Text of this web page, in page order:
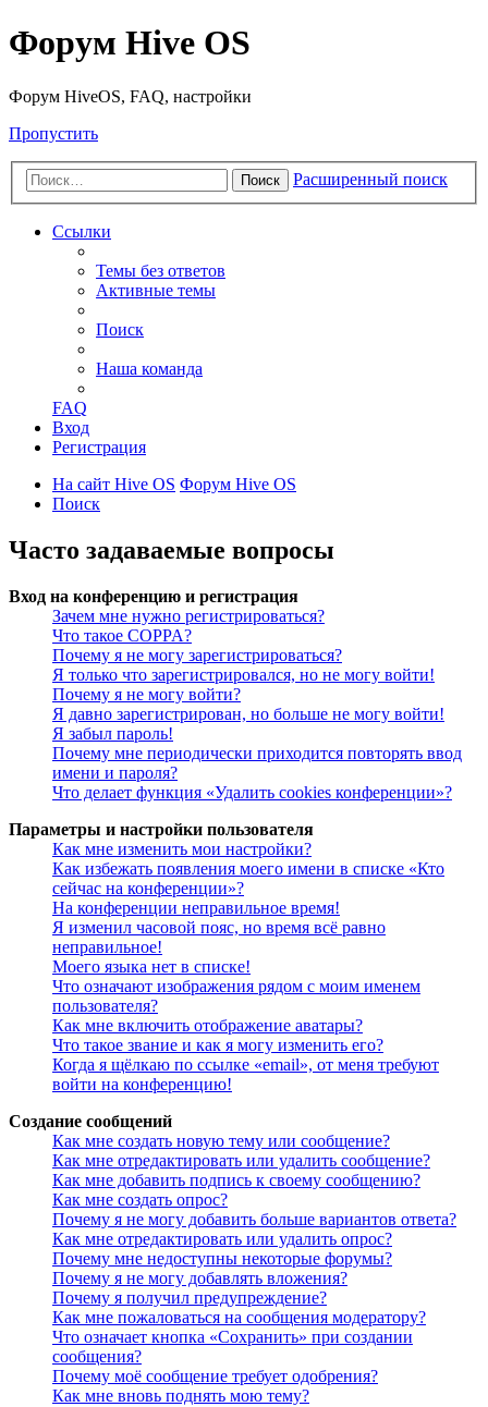
Форум Hive OS
Форум HiveOS, FAQ, настройки
Пропустить
Поиск Расширенный поиск
Ссылки
Темы без ответов
Активные темы
Поиск
Наша команда
FAQ
Вход
Регистрация
На сайт Hive OS Форум Hive OS
Поиск
Часто задаваемые вопросы
Вход на конференцию и регистрация
Зачем мне нужно регистрироваться?
Что такое COPPA?
Почему я не могу зарегистрироваться?
Я только что зарегистрировался, но не могу войти!
Почему я не могу войти?
Я давно зарегистрирован, но больше не могу войти!
Я забыл пароль!
Почему мне периодически приходится повторять ввод
имени и пароля?
Что делает функция «Удалить cookies конференции»?
Параметры и настройки пользователя
Как мне изменить мои настройки?
Как избежать появления моего имени в списке «Кто
сейчас на конференции»?
На конференции неправильное время!
Я изменил часовой пояс, но время всё равно
неправильное!
Моего языка нет в списке!
Что означают изображения рядом с моим именем
пользователя?
Как мне включить отображение аватары?
Что такое звание и как я могу изменить его?
Когда я щёлкаю по ссылке «email», от меня требуют
войти на конференцию!
Создание сообщений
Как мне создать новую тему или сообщение?
Как мне отредактировать или удалить сообщение?
Как мне добавить подпись к своему сообщению?
Как мне создать опрос?
Почему я не могу добавить больше вариантов ответа?
Как мне отредактировать или удалить опрос?
Почему мне недоступны некоторые форумы?
Почему я не могу добавлять вложения?
Почему я получил предупреждение?
Как мне пожаловаться на сообщения модератору?
Что означает кнопка «Сохранить» при создании
сообщения?
Почему моё сообщение требует одобрения?
Как мне вновь поднять мою тему?